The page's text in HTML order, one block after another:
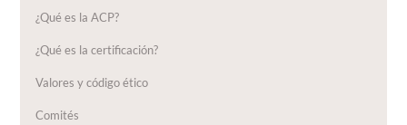
¿Qué es la ACP?
¿Qué es la certificación?
Valores y código ético
Comités